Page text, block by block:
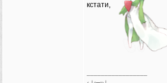
кстати,